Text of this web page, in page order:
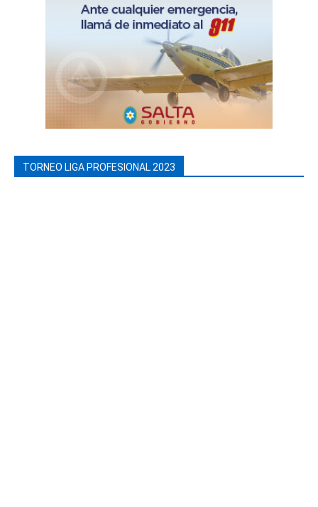
TORNEO LIGA PROFESIONAL 2023